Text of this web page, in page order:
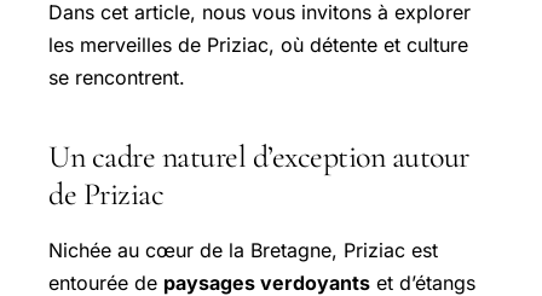
Dans cet article, nous vous invitons à explorer
les merveilles de Priziac, où détente et culture
se rencontrent.
Un cadre naturel d’exception autour
de Priziac
Nichée au cœur de la Bretagne, Priziac est
entourée de paysages verdoyants et d’étangs